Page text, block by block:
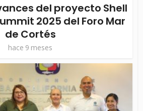
del proyecto Shell
2025 del Foro Mar
de Cortés
hace 9 meses